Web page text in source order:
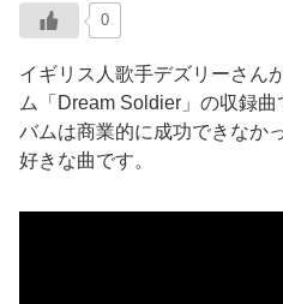
0
イギリス人歌手デズリーさん
ム「Dream Soldier」の収録
バムは商業的に成功できなか
好きな曲です。